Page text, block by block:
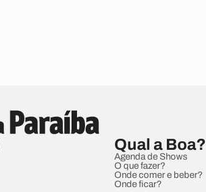
Qual a Boa?
Agenda de Shows
O que fazer?
Onde comer e beber?
Onde ficar?